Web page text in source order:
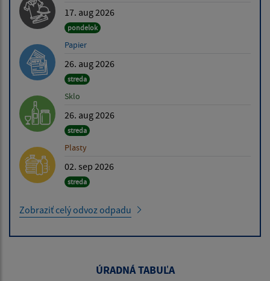
17. aug 2026
pondelok
Papier
26. aug 2026
streda
Sklo
26. aug 2026
streda
Plasty
02. sep 2026
streda
Zobraziť celý odvoz odpadu
ÚRADNÁ TABUĽA